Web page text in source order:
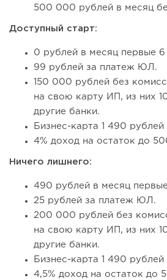
500 000 рублей в месяц
Доступный старт:
0 рублей в месяц первые 6
99 рублей за платеж ЮЛ.
150 000 рублей без
на свою карту ИП, из них
другие банки.
Бизнес-карта 1 490 рублей
4% доход на остаток до
Ничего лишнего:
490 рублей в месяц
25 рублей за платеж ЮЛ.
200 000 рублей без
на свою карту ИП, из них
другие банки.
Бизнес-карта 1 490 рублей
4,5% доход на остаток до